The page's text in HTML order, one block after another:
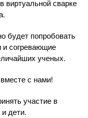
виртуальной сварке
будет попробовать
и согревающие
ученых.
с нами!
участие в
дети.